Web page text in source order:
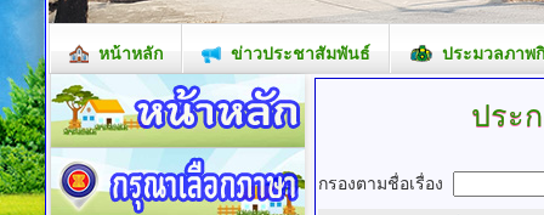
หน้าหลัก ข่าวประชาสัมพันธ์ ประมวลภาพ
ประ
กรองตามชื่อเรื่อง